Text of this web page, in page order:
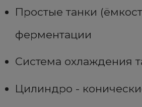
Простые танки
ферментации
Система охлаждения
Цилиндро -